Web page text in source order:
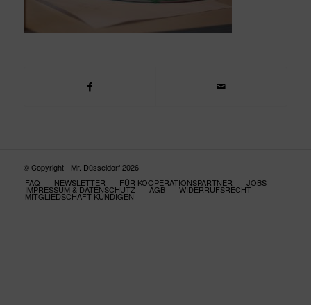
© Copyright - Mr. Düsseldorf 2026
FAQ
NEWSLETTER FÜR KOOPERATIONSPARTNER JOBS
IMPRESSUM & DATENSCHUTZ AGB WIDERRUFSRECHT
MITGLIEDSCHAFT KÜNDIGEN